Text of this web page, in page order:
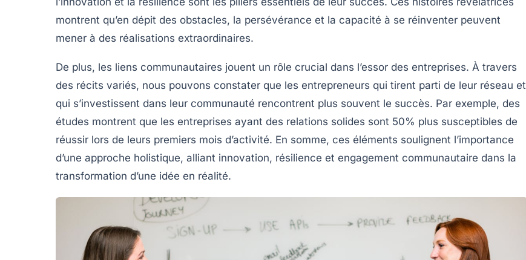
montrent qu’en dépit des obstacles, la persévérance et la capacité à se réinventer peuvent
mener à des réalisations extraordinaires.
De plus, les liens communautaires jouent un rôle crucial dans l’essor des entreprises. À travers
des récits variés, nous pouvons constater que les entrepreneurs qui tirent parti de leur réseau et
qui s’investissent dans leur communauté rencontrent plus souvent le succès. Par exemple, des
études montrent que les entreprises ayant des relations solides sont 50% plus susceptibles de
réussir lors de leurs premiers mois d’activité. En somme, ces éléments soulignent l’importance
d’une approche holistique, alliant innovation, résilience et engagement communautaire dans la
transformation d’une idée en réalité.